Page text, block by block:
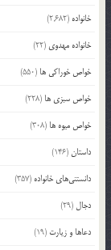
خانواده (2,682)
خانواده مهدوی (22)
خواص خوراکی ها (550)
خواص سبزی ها (228)
خواص میوه ها (308)
داستان (146)
دانستنی‌های خانواده (357)
دجال (29)
دعاها و زیارت (19)